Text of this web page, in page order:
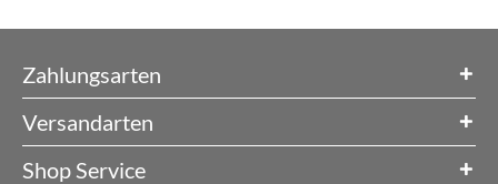
Zahlungsarten
Versandarten
Shop Service